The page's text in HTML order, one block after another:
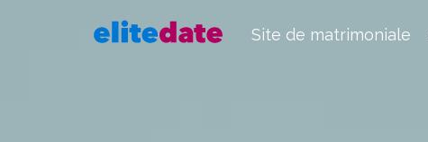
Site de matrimoniale